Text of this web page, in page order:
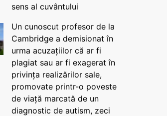
sens al cuvântului
Un cunoscut profesor de la
Cambridge a demisionat în
urma acuzațiilor că ar fi
plagiat sau ar fi exagerat în
privința realizărilor sale,
promovate printr-o poveste
de viață marcată de un
diagnostic de autism, zeci